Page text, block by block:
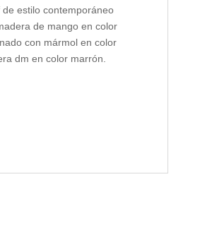
estilo contemporáneo
de mango en color
con mármol en color
dm en color marrón.